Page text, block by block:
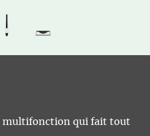
qui fait tout